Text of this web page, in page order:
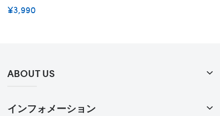
¥3,990
ABOUT US
インフォメーション